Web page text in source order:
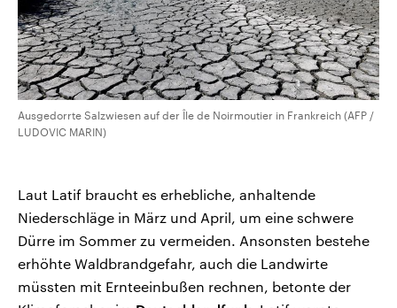
Ausgedorrte Salzwiesen auf der Île de Noirmoutier in Frankreich (AFP /
LUDOVIC MARIN)
Laut Latif braucht es erhebliche, anhaltende
Niederschläge in März und April, um eine schwere
Dürre im Sommer zu vermeiden. Ansonsten bestehe
erhöhte Waldbrandgefahr, auch die Landwirte
müssten mit Ernteeinbußen rechnen, betonte der